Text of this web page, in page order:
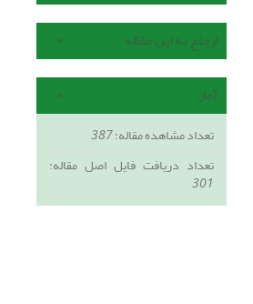
ارجاع به این مقاله
آمار
تعداد مشاهده مقاله:387
تعداد دریافت فایل اصل مقاله:
301